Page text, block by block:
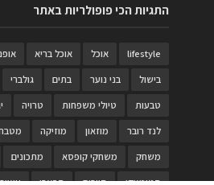
התגיות הכי פופולריות באתר
lifestyle אוכל אוכל בריא
בישול
בני נוער בתים גולברי
טבעות
טיולי משפחות טרויה
לנד רובר
מוזאון מוזיקה
משחק
משחקי קופסא מתכונים
סטימצקי
סיורים ספארי עיצוב